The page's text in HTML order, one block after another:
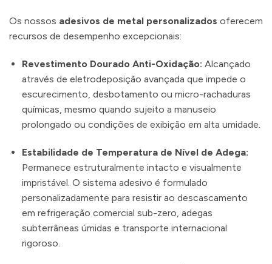
Os nossos adesivos de metal personalizados oferecem
recursos de desempenho excepcionais:
Revestimento Dourado Anti-Oxidação: Alcançado
através de eletrodeposição avançada que impede o
escurecimento, desbotamento ou micro-rachaduras
químicas, mesmo quando sujeito a manuseio
prolongado ou condições de exibição em alta umidade.
Estabilidade de Temperatura de Nível de Adega:
Permanece estruturalmente intacto e visualmente
impristável. O sistema adesivo é formulado
personalizadamente para resistir ao descascamento
em refrigeração comercial sub-zero, adegas
subterrâneas úmidas e transporte internacional
rigoroso.